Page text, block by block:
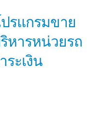
รแกรมขาย
หารหน่วยรถ
ะเงิน